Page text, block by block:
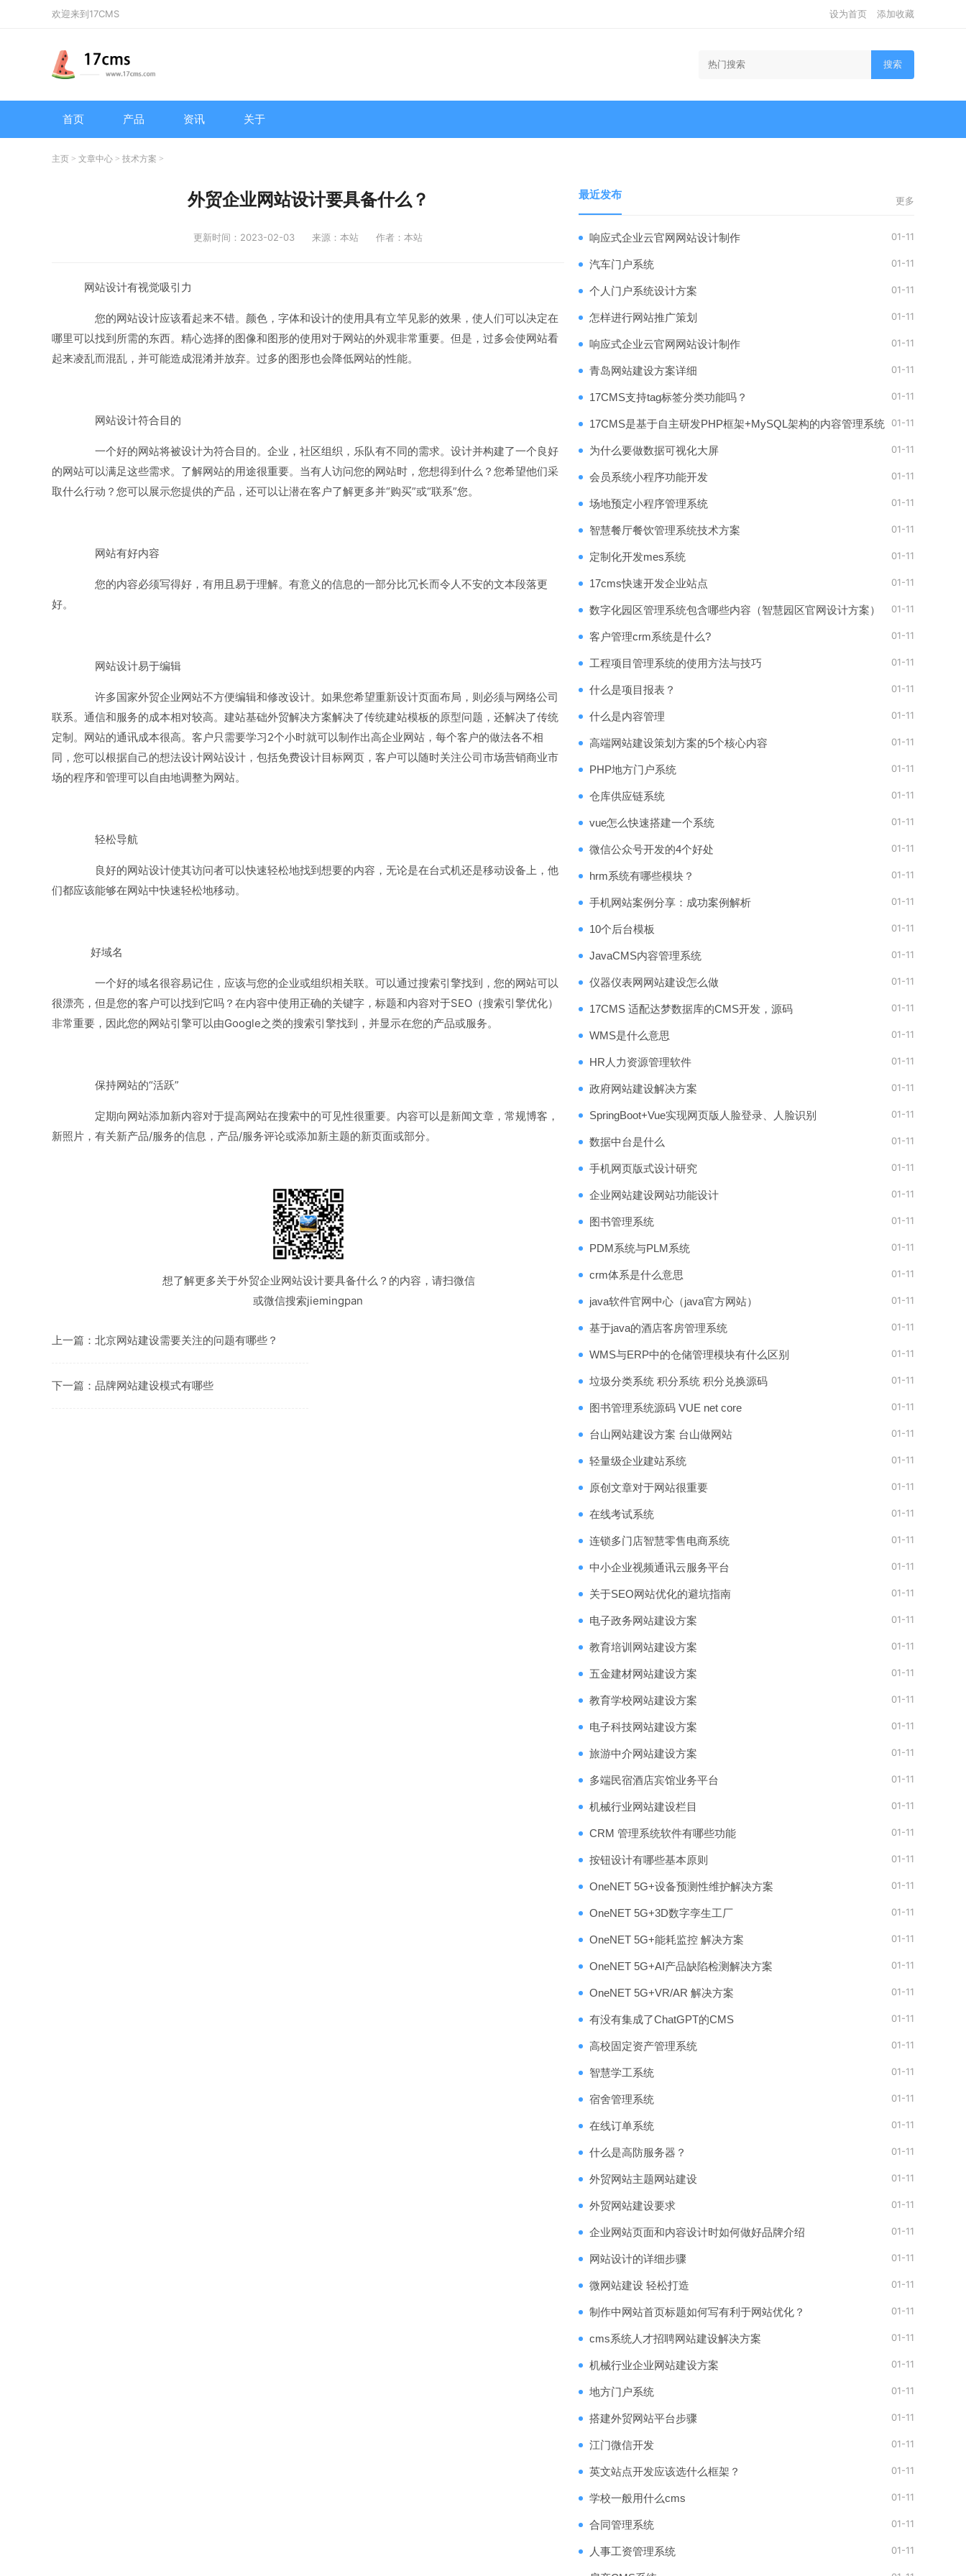
欢迎来到17CMS 设为首页 添加收藏
搜索
首页 产品 资讯 关于
主页 > 文章中心 > 技术方案 >
外贸企业网站设计要具备什么？
更新时间：2023-02-03 来源：本站 作者：本站
网站设计有视觉吸引力
您的网站设计应该看起来不错。颜色，字体和设计的使用具有立竿见影的效果，使人们可以决定在
哪里可以找到所需的东西。精心选择的图像和图形的使用对于网站的外观非常重要。但是，过多会使网站看
起来凌乱而混乱，并可能造成混淆并放弃。过多的图形也会降低网站的性能。
网站设计符合目的
一个好的网站将被设计为符合目的。企业，社区组织，乐队有不同的需求。设计并构建了一个良好
的网站可以满足这些需求。了解网站的用途很重要。当有人访问您的网站时，您想得到什么？您希望他们采
取什么行动？您可以展示您提供的产品，还可以让潜在客户了解更多并“购买”或“联系”您。
网站有好内容
您的内容必须写得好，有用且易于理解。有意义的信息的一部分比冗长而令人不安的文本段落更
好。
网站设计易于编辑
许多国家外贸企业网站不方便编辑和修改设计。如果您希望重新设计页面布局，则必须与网络公司
联系。通信和服务的成本相对较高。建站基础外贸解决方案解决了传统建站模板的原型问题，还解决了传统
定制。网站的通讯成本很高。客户只需要学习2个小时就可以制作出高企业网站，每个客户的做法各不相
同，您可以根据自己的想法设计网站设计，包括免费设计目标网页，客户可以随时关注公司市场营销商业市
场的程序和管理可以自由地调整为网站。
轻松导航
良好的网站设计使其访问者可以快速轻松地找到想要的内容，无论是在台式机还是移动设备上，他
们都应该能够在网站中快速轻松地移动。
好域名
一个好的域名很容易记住，应该与您的企业或组织相关联。可以通过搜索引擎找到，您的网站可以
很漂亮，但是您的客户可以找到它吗？在内容中使用正确的关键字，标题和内容对于SEO（搜索引擎优化）
非常重要，因此您的网站引擎可以由Google之类的搜索引擎找到，并显示在您的产品或服务。
保持网站的“活跃”
定期向网站添加新内容对于提高网站在搜索中的可见性很重要。内容可以是新闻文章，常规博客，
新照片，有关新产品/服务的信息，产品/服务评论或添加新主题的新页面或部分。
想了解更多关于外贸企业网站设计要具备什么？的内容，请扫微信
或微信搜索jiemingpan
上一篇： 北京网站建设需要关注的问题有哪些？
下一篇： 品牌网站建设模式有哪些
最近发布 更多
响应式企业云官网网站设计制作 01-11
汽车门户系统 01-11
个人门户系统设计方案 01-11
怎样进行网站推广策划 01-11
响应式企业云官网网站设计制作 01-11
青岛网站建设方案详细 01-11
17CMS支持tag标签分类功能吗？ 01-11
17CMS是基于自主研发PHP框架+MySQL架构的内容管理系统 01-11
为什么要做数据可视化大屏 01-11
会员系统小程序功能开发 01-11
场地预定小程序管理系统 01-11
智慧餐厅餐饮管理系统技术方案 01-11
定制化开发mes系统 01-11
17cms快速开发企业站点 01-11
数字化园区管理系统包含哪些内容（智慧园区官网设计方案） 01-11
客户管理crm系统是什么? 01-11
工程项目管理系统的使用方法与技巧 01-11
什么是项目报表？ 01-11
什么是内容管理 01-11
高端网站建设策划方案的5个核心内容 01-11
PHP地方门户系统 01-11
仓库供应链系统 01-11
vue怎么快速搭建一个系统 01-11
微信公众号开发的4个好处 01-11
hrm系统有哪些模块？ 01-11
手机网站案例分享：成功案例解析 01-11
10个后台模板 01-11
JavaCMS内容管理系统 01-11
仪器仪表网网站建设怎么做 01-11
17CMS 适配达梦数据库的CMS开发，源码 01-11
WMS是什么意思 01-11
HR人力资源管理软件 01-11
政府网站建设解决方案 01-11
SpringBoot+Vue实现网页版人脸登录、人脸识别 01-11
数据中台是什么 01-11
手机网页版式设计研究 01-11
企业网站建设网站功能设计 01-11
图书管理系统 01-11
PDM系统与PLM系统 01-11
crm体系是什么意思 01-11
java软件官网中心（java官方网站） 01-11
基于java的酒店客房管理系统 01-11
WMS与ERP中的仓储管理模块有什么区别 01-11
垃圾分类系统 积分系统 积分兑换源码 01-11
图书管理系统源码 VUE net core 01-11
台山网站建设方案 台山做网站 01-11
轻量级企业建站系统 01-11
原创文章对于网站很重要 01-11
在线考试系统 01-11
连锁多门店智慧零售电商系统 01-11
中小企业视频通讯云服务平台 01-11
关于SEO网站优化的避坑指南 01-11
电子政务网站建设方案 01-11
教育培训网站建设方案 01-11
五金建材网站建设方案 01-11
教育学校网站建设方案 01-11
电子科技网站建设方案 01-11
旅游中介网站建设方案 01-11
多端民宿酒店宾馆业务平台 01-11
机械行业网站建设栏目 01-11
CRM 管理系统软件有哪些功能 01-11
按钮设计有哪些基本原则 01-11
OneNET 5G+设备预测性维护解决方案 01-11
OneNET 5G+3D数字孪生工厂 01-11
OneNET 5G+能耗监控 解决方案 01-11
OneNET 5G+AI产品缺陷检测解决方案 01-11
OneNET 5G+VR/AR 解决方案 01-11
有没有集成了ChatGPT的CMS 01-11
高校固定资产管理系统 01-11
智慧学工系统 01-11
宿舍管理系统 01-11
在线订单系统 01-11
什么是高防服务器？ 01-11
外贸网站主题网站建设 01-11
外贸网站建设要求 01-11
企业网站页面和内容设计时如何做好品牌介绍 01-11
网站设计的详细步骤 01-11
微网站建设 轻松打造 01-11
制作中网站首页标题如何写有利于网站优化？ 01-11
cms系统人才招聘网站建设解决方案 01-11
机械行业企业网站建设方案 01-11
地方门户系统 01-11
搭建外贸网站平台步骤 01-11
江门微信开发 01-11
英文站点开发应该选什么框架？ 01-11
学校一般用什么cms 01-11
合同管理系统 01-11
人事工资管理系统 01-11